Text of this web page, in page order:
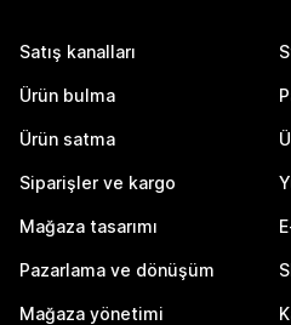
Satış kanalları
Ürün bulma
Ürün satma
Siparişler ve kargo
Mağaza tasarımı
Pazarlama ve dönüşüm
Mağaza yönetimi